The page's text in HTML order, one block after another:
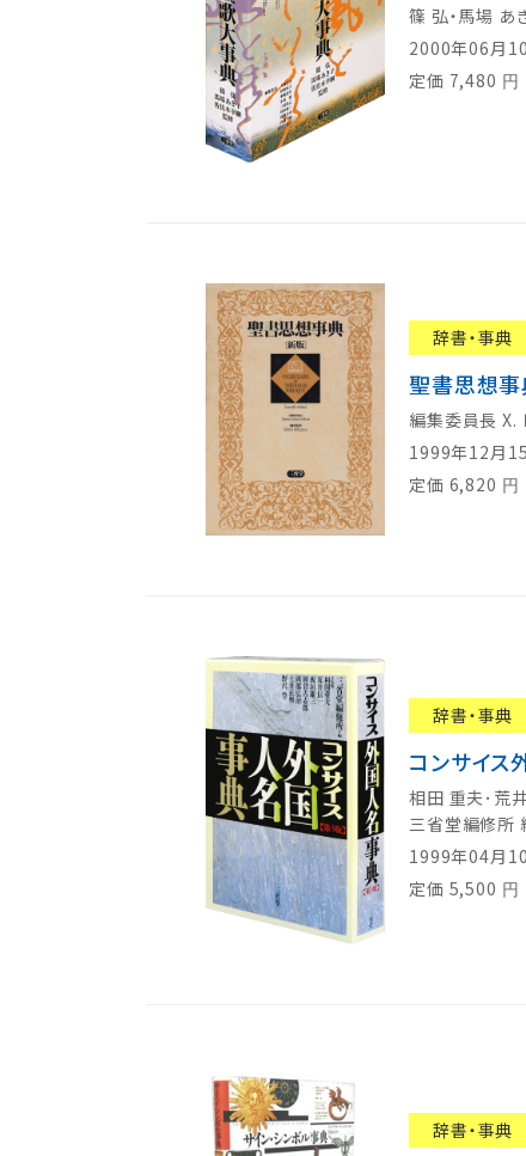
篠 弘・馬場 あ
2000年06月
定価 7,480 円
辞書・事典
聖書思想
編集委員長 X.
1999年12月
定価 6,820 円
辞書・事典
コンサイス
相田 重夫･荒
三省堂編修所
1999年04月
定価 5,500 円
辞書・事典